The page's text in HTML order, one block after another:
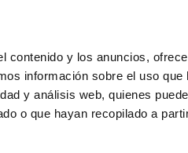
contenido y los anuncios,
información sobre el uso que
y análisis web, quienes
o que hayan recopilado a
FUNDAZIOA